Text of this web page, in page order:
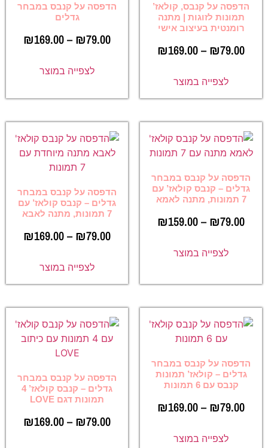
הדפסה על קנבס, קולאז’
תמונות לזוגות | מתנה
רומנטית בעיצוב אישי
₪79.00
–
₪169.00
לצפייה במוצר
הדפסה על קנבס במבחר
גדלים
₪79.00
–
₪169.00
לצפייה במוצר
הדפסה על קנבס במבחר
גדלים – קנבס קולאז’ עם
7 תמונות, מתנה לאמא
₪79.00
–
₪159.00
לצפייה במוצר
הדפסה על קנבס במבחר
גדלים – קנבס קולאז’ עם
7 תמונות, מתנה לאבא
₪79.00
–
₪169.00
לצפייה במוצר
הדפסה על קנבס במבחר
גדלים – קולאז’ תמונות
קנבס עם 6 תמונות
₪79.00
–
₪169.00
לצפייה במוצר
הדפסה על קנבס במבחר
גדלים – קנבס קולאז’ 4
תמונות דגם LOVE
₪79.00
–
₪169.00